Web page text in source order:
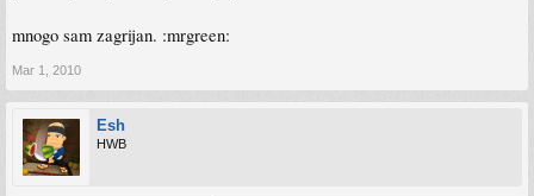
mnogo sam zagrijan. :mrgreen:
Mar 1, 2010
Esh
HWB